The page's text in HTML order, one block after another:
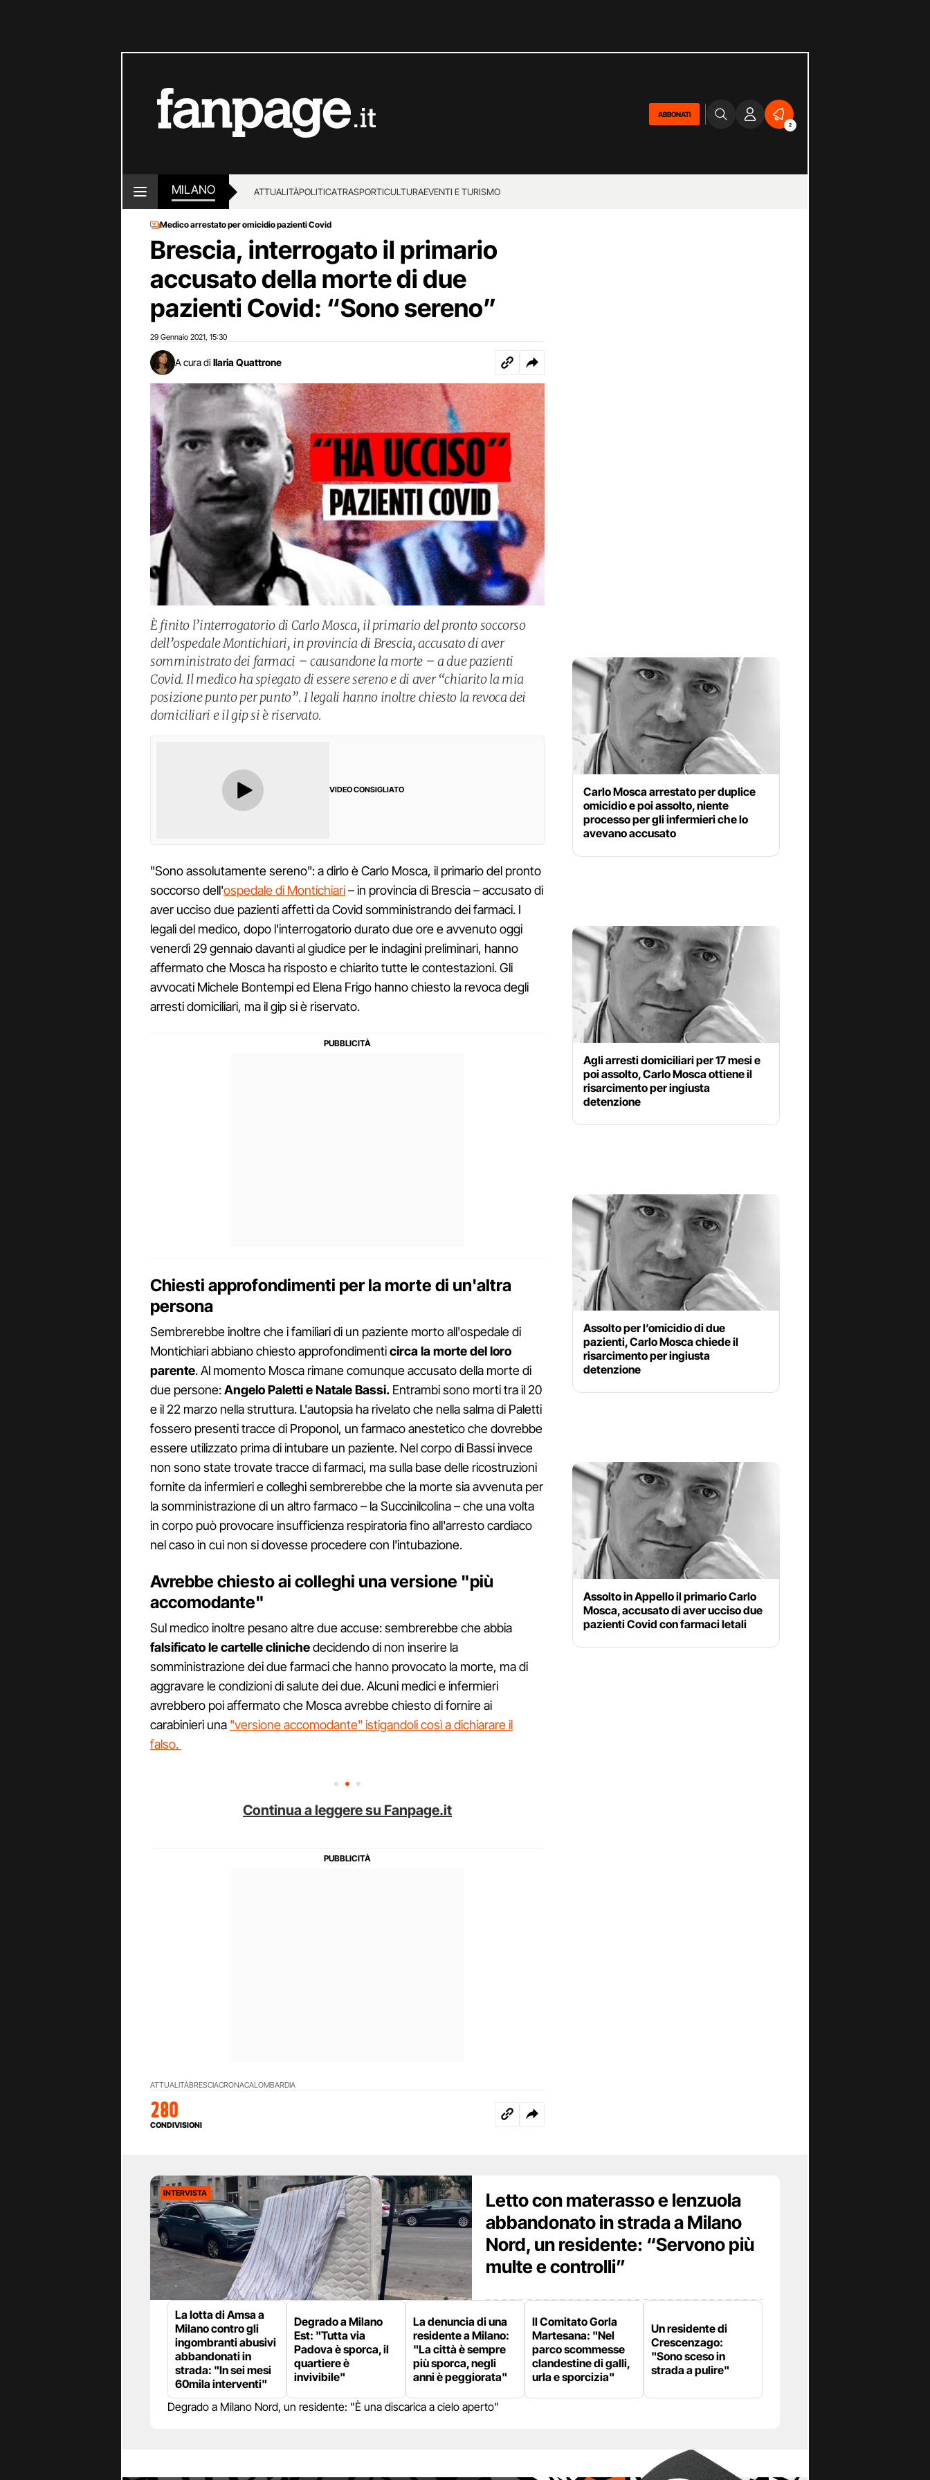
ABBONATI
2
MILANO ATTUALITÀPOLITICATRASPORTICULTURAEVENTI E TURISMO
Medico arrestato per omicidio pazienti Covid
Brescia, interrogato il primario
accusato della morte di due
pazienti Covid: “Sono sereno”
29 Gennaio 2021 15:30
A cura di Ilaria Quattrone
È finito l’interrogatorio di Carlo Mosca, il primario del pronto soccorso
dell’ospedale Montichiari, in provincia di Brescia, accusato di aver
somministrato dei farmaci – causandone la morte – a due pazienti
Covid. Il medico ha spiegato di essere sereno e di aver “chiarito la mia
posizione punto per punto”. I legali hanno inoltre chiesto la revoca dei
domiciliari e il gip si è riservato.
VIDEO CONSIGLIATO
"Sono assolutamente sereno": a dirlo è Carlo Mosca, il primario del pronto
soccorso dell'ospedale di Montichiari– in provincia di Brescia – accusato di
aver ucciso due pazienti affetti da Covid somministrando dei farmaci. I
legali del medico, dopo l'interrogatorio durato due ore e avvenuto oggi
venerdì 29 gennaio davanti al giudice per le indagini preliminari, hanno
affermato che Mosca ha risposto e chiarito tutte le contestazioni. Gli
avvocati Michele Bontempi ed Elena Frigo hanno chiesto la revoca degli
arresti domiciliari, ma il gip si è riservato.
Chiesti approfondimenti per la morte di un'altra
persona
Sembrerebbe inoltre che i familiari di un paziente morto all'ospedale di
Montichiari abbiano chiesto approfondimenticirca la morte del loro
parente. Al momento Mosca rimane comunque accusato della morte di
due persone:Angelo Paletti e Natale Bassi. Entrambi sono morti tra il 20
e il 22 marzo nella struttura. L'autopsia ha rivelato che nella salma di Paletti
fossero presenti tracce di Proponol, un farmaco anestetico che dovrebbe
essere utilizzato prima di intubare un paziente. Nel corpo di Bassi invece
non sono state trovate tracce di farmaci, ma sulla base delle ricostruzioni
fornite da infermieri e colleghi sembrerebbe che la morte sia avvenuta per
la somministrazione di un altro farmaco – la Succinilcolina – che una volta
in corpo può provocare insufficienza respiratoria fino all'arresto cardiaco
nel caso in cui non si dovesse procedere con l'intubazione.
Avrebbe chiesto ai colleghi una versione "più
accomodante"
Sul medico inoltre pesano altre due accuse: sembrerebbe che abbia
falsificato le cartelle clinichedecidendo di non inserire la
somministrazione dei due farmaci che hanno provocato la morte, ma di
aggravare le condizioni di salute dei due. Alcuni medici e infermieri
avrebbero poi affermato che Mosca avrebbe chiesto di fornire ai
carabinieri una "versione accomodante" istigandoli così a dichiarare il
falso.
Continua a leggere su Fanpage.it
ATTUALITÀBRESCIACRONACALOMBARDIA
280
CONDIVISIONI
Carlo Mosca arrestato per duplice
omicidio e poi assolto, niente
processo per gli infermieri che lo
avevano accusato
Agli arresti domiciliari per 17 mesi e
poi assolto, Carlo Mosca ottiene il
risarcimento per ingiusta
detenzione
Assolto per l’omicidio di due
pazienti, Carlo Mosca chiede il
risarcimento per ingiusta
detenzione
Assolto in Appello il primario Carlo
Mosca, accusato di aver ucciso due
pazienti Covid con farmaci letali
INTERVISTA
Letto con materasso e lenzuola
abbandonato in strada a Milano
Nord, un residente: “Servono più
multe e controlli”
La lotta di Amsa a
Milano contro gli
ingombranti abusivi
abbandonati in
strada: "In sei mesi
60mila interventi"
Degrado a Milano
Est: "Tutta via
Padova è sporca, il
quartiere è
invivibile"
La denuncia di una
residente a Milano:
"La città è sempre
più sporca, negli
anni è peggiorata"
Il Comitato Gorla
Martesana: "Nel
parco scommesse
clandestine di galli,
urla e sporcizia"
Un residente di
Crescenzago:
"Sono sceso in
strada a pulire"
Degrado a Milano Nord, un residente: "È una discarica a cielo aperto"